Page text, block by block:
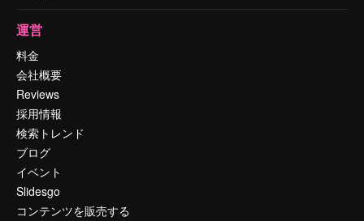
運営
料金
会社概要
Reviews
採用情報
検索トレンド
ブログ
イベント
Slidesgo
コンテンツを販売する